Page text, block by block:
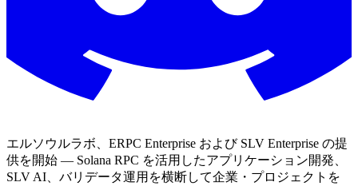
エルソウルラボ、ERPC Enterprise および SLV Enterprise の提
供を開始 — Solana RPC を活用したアプリケーション開発、
SLV AI、バリデータ運用を横断して企業・プロジェクトを